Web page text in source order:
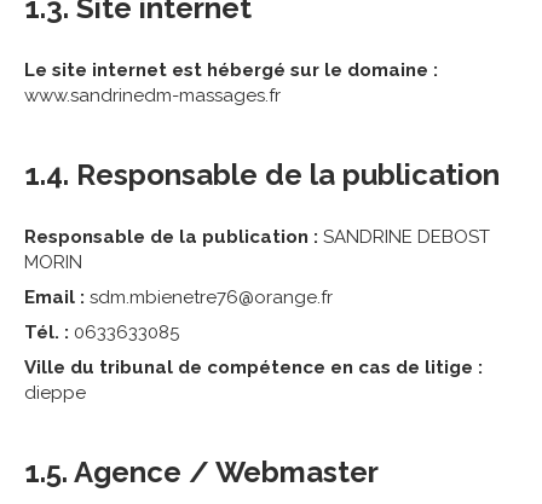
1.3. Site internet
Le site internet est hébergé sur le domaine :
www.sandrinedm-massages.fr
1.4. Responsable de la publication
Responsable de la publication : SANDRINE DEBOST
MORIN
Email : sdm.mbienetre76@orange.fr
Tél. : 0633633085
Ville du tribunal de compétence en cas de litige :
dieppe
1.5. Agence / Webmaster